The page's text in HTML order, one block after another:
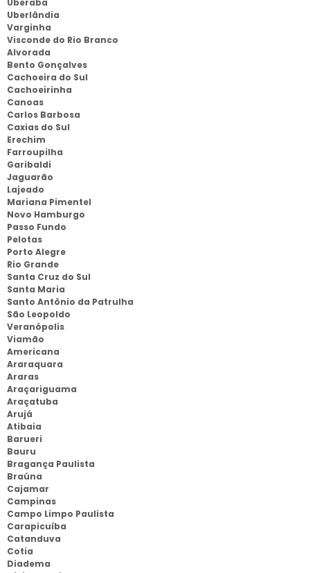
Uberaba
Uberlândia
Varginha
Visconde do Rio Branco
Alvorada
Bento Gonçalves
Cachoeira do Sul
Cachoeirinha
Canoas
Carlos Barbosa
Caxias do Sul
Erechim
Farroupilha
Garibaldi
Jaguarão
Lajeado
Mariana Pimentel
Novo Hamburgo
Passo Fundo
Pelotas
Porto Alegre
Rio Grande
Santa Cruz do Sul
Santa Maria
Santo Antônio da Patrulha
São Leopoldo
Veranópolis
Viamão
Americana
Araraquara
Araras
Araçariguama
Araçatuba
Arujá
Atibaia
Barueri
Bauru
Bragança Paulista
Braúna
Cajamar
Campinas
Campo Limpo Paulista
Carapicuíba
Catanduva
Cotia
Diadema